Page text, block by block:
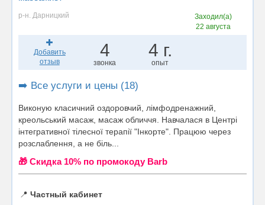
р-н. Дарницкий
Заходил(а)
22 августа
Добавить
отзыв
4
звонка
4 г.
опыт
➡️ Все услуги и цены (18)
Виконую класичний оздоровчий, лімфодренажний,
креольський масаж, масаж обличчя. Навчалася в Центрі
інтегративної тілесної терапії "Інкорте". Працюю через
розслаблення, а не біль...
🎁 Cкидка 10% по промокоду Barb
📍 Частный кабинет